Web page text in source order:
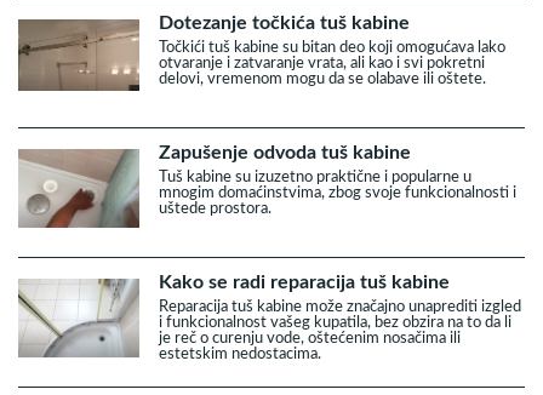
Dotezanje točkića tuš kabine
Točkići tuš kabine su bitan deo koji omogućava lako
otvaranje i zatvaranje vrata, ali kao i svi pokretni
delovi, vremenom mogu da se olabave ili oštete.
Zapušenje odvoda tuš kabine
Tuš kabine su izuzetno praktične i popularne u
mnogim domaćinstvima, zbog svoje funkcionalnosti i
uštede prostora.
Kako se radi reparacija tuš kabine
Reparacija tuš kabine može značajno unaprediti izgled
i funkcionalnost vašeg kupatila, bez obzira na to da li
je reč o curenju vode, oštećenim nosačima ili
estetskim nedostacima.